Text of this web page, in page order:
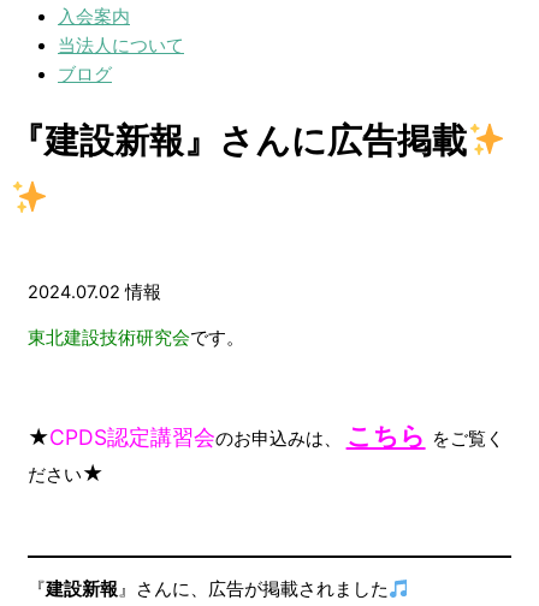
入会案内
当法人について
ブログ
『建設新報』さんに広告掲載
2024.07.02 情報
東北建設技術研究会です。
★CPDS認定講習会のお申込みは、 こちら をご覧く
ださい★
『建設新報』さんに、広告が掲載されました